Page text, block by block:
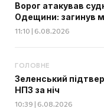
Ворог атакував
Одещини: загинув
11:10 | 6.08.2026
ГОЛОВНЕ
Зеленський
НПЗ за ніч
10:39 | 6.08.2026